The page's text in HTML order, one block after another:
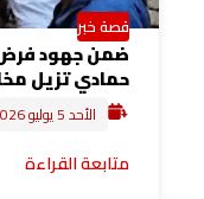
قصة خبر
ضمن جهود فرض
حمادي تزيل
الأحد 5 يوليو 2026 7:10 ص
متابعة القراءة